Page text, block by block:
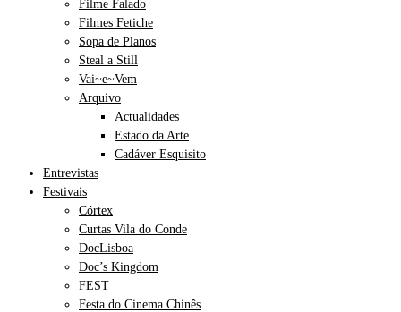
Filme Falado
Filmes Fetiche
Sopa de Planos
Steal a Still
Vai~e~Vem
Arquivo
Actualidades
Estado da Arte
Cadáver Esquisito
Entrevistas
Festivais
Córtex
Curtas Vila do Conde
DocLisboa
Doc’s Kingdom
FEST
Festa do Cinema Chinês